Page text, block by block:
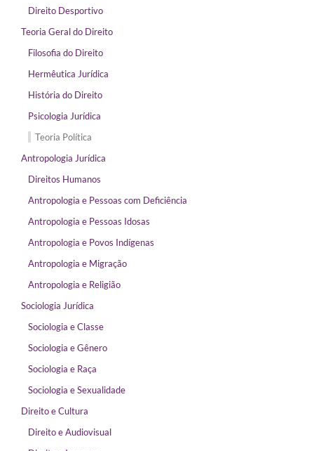
Direito Desportivo
Teoria Geral do Direito
Filosofia do Direito
Hermêutica Jurídica
História do Direito
Psicologia Jurídica
Teoria Política
Antropologia Jurídica
Direitos Humanos
Antropologia e Pessoas com Deficiência
Antropologia e Pessoas Idosas
Antropologia e Povos Indígenas
Antropologia e Migração
Antropologia e Religião
Sociologia Jurídica
Sociologia e Classe
Sociologia e Gênero
Sociologia e Raça
Sociologia e Sexualidade
Direito e Cultura
Direito e Audiovisual